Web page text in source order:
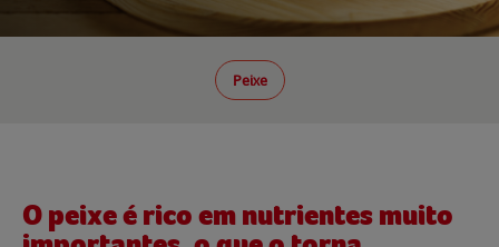
Peixe
O peixe é rico em nutrientes muito